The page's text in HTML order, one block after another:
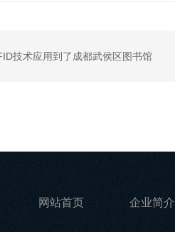
技术应用到了成都武侯区图书馆
网站首页 企业简介